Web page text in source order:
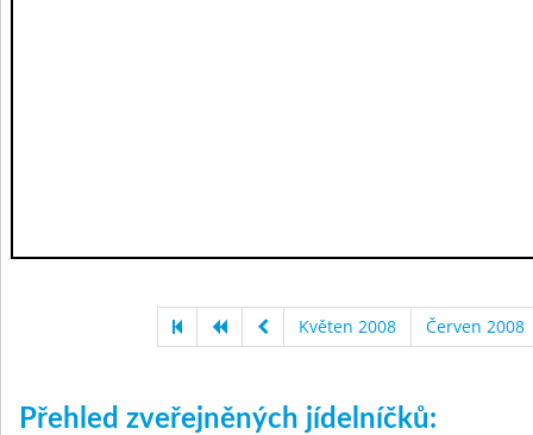
Květen 2008 Červen 2008
Přehled zveřejněných jídelníčků: